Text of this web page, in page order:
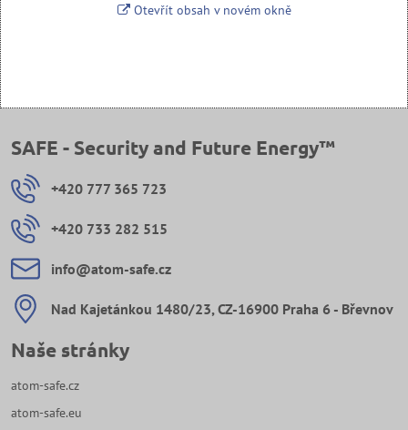
Otevřít obsah v novém okně
SAFE - Security and Future Energy™
+420 777 365 723
+420 733 282 515
info​@atom-safe​.cz
Nad Kajetánkou 1480/23, CZ-16900 Praha 6 - Břevnov
Naše stránky
atom-safe.cz
atom-safe.eu